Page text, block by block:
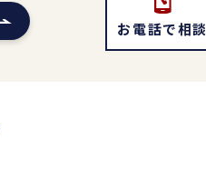
お電話で相談